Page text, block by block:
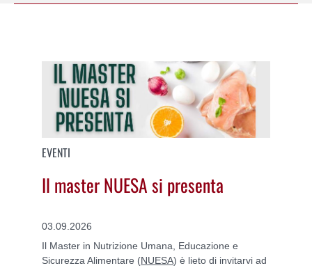
EVENTI
Il master NUESA si presenta
03.09.2026
Il Master in Nutrizione Umana, Educazione e
Sicurezza Alimentare (NUESA) è lieto di invitarvi ad